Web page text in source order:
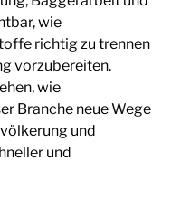
wie
richtig zu trennen
vorzubereiten.
wie
Branche neue Wege
und
und